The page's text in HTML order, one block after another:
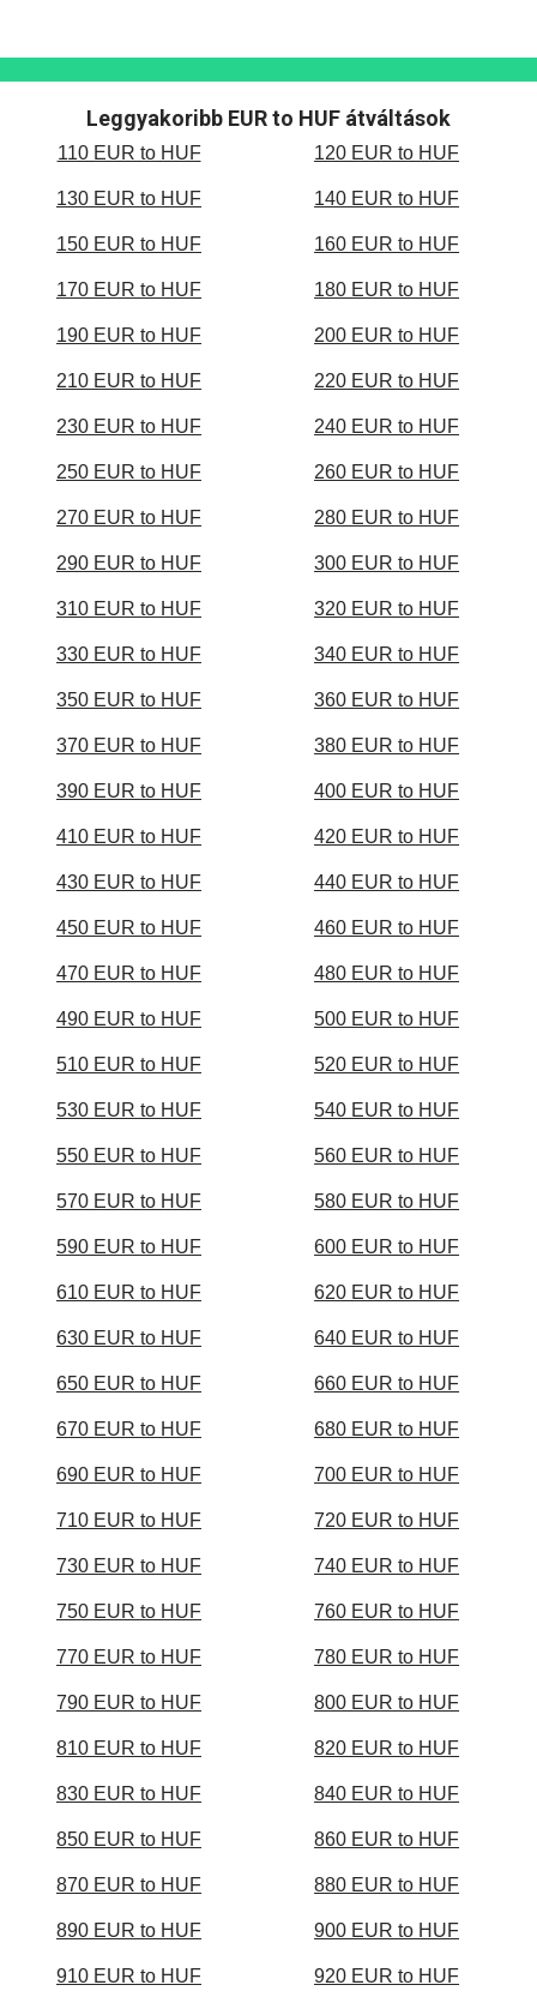
Leggyakoribb EUR to HUF átváltások
110 EUR to HUF 120 EUR to HUF
130 EUR to HUF 140 EUR to HUF
150 EUR to HUF 160 EUR to HUF
170 EUR to HUF 180 EUR to HUF
190 EUR to HUF 200 EUR to HUF
210 EUR to HUF 220 EUR to HUF
230 EUR to HUF 240 EUR to HUF
250 EUR to HUF 260 EUR to HUF
270 EUR to HUF 280 EUR to HUF
290 EUR to HUF 300 EUR to HUF
310 EUR to HUF 320 EUR to HUF
330 EUR to HUF 340 EUR to HUF
350 EUR to HUF 360 EUR to HUF
370 EUR to HUF 380 EUR to HUF
390 EUR to HUF 400 EUR to HUF
410 EUR to HUF 420 EUR to HUF
430 EUR to HUF 440 EUR to HUF
450 EUR to HUF 460 EUR to HUF
470 EUR to HUF 480 EUR to HUF
490 EUR to HUF 500 EUR to HUF
510 EUR to HUF 520 EUR to HUF
530 EUR to HUF 540 EUR to HUF
550 EUR to HUF 560 EUR to HUF
570 EUR to HUF 580 EUR to HUF
590 EUR to HUF 600 EUR to HUF
610 EUR to HUF 620 EUR to HUF
630 EUR to HUF 640 EUR to HUF
650 EUR to HUF 660 EUR to HUF
670 EUR to HUF 680 EUR to HUF
690 EUR to HUF 700 EUR to HUF
710 EUR to HUF 720 EUR to HUF
730 EUR to HUF 740 EUR to HUF
750 EUR to HUF 760 EUR to HUF
770 EUR to HUF 780 EUR to HUF
790 EUR to HUF 800 EUR to HUF
810 EUR to HUF 820 EUR to HUF
830 EUR to HUF 840 EUR to HUF
850 EUR to HUF 860 EUR to HUF
870 EUR to HUF 880 EUR to HUF
890 EUR to HUF 900 EUR to HUF
910 EUR to HUF 920 EUR to HUF